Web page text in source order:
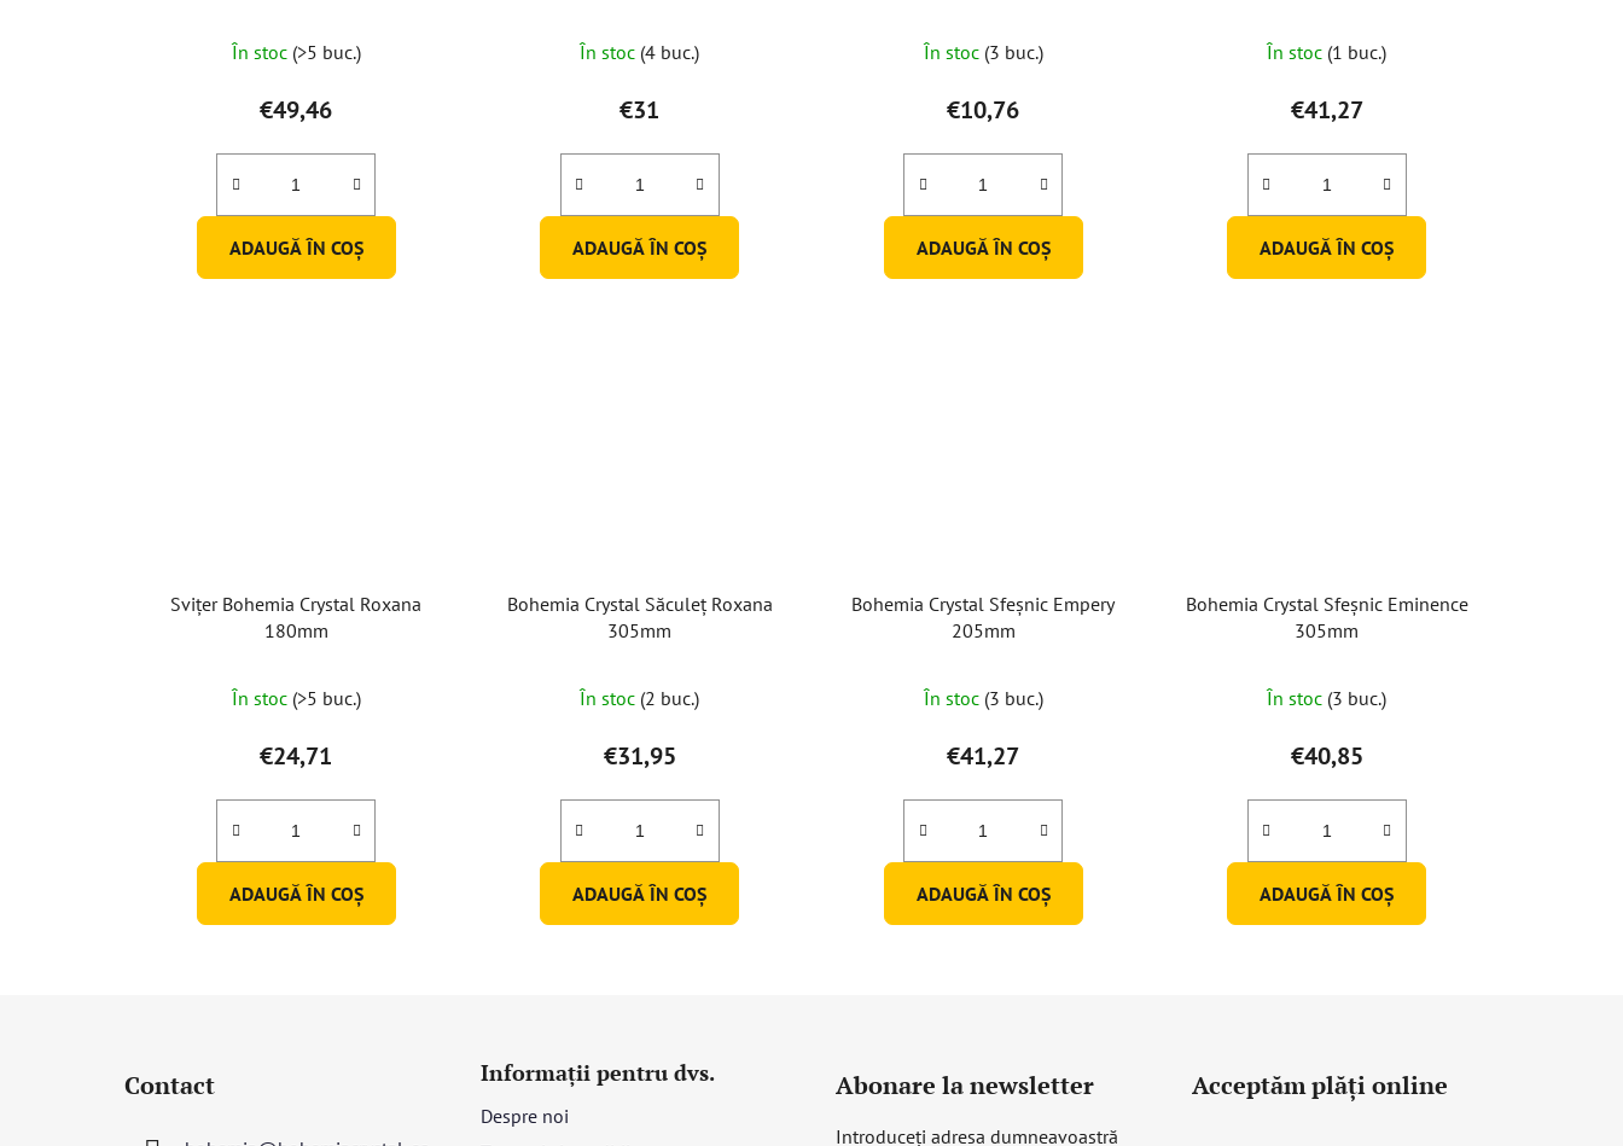
În stoc (>5 buc.)
€49,46
ADAUGĂ ÎN COŞ
În stoc (4 buc.)
€31
ADAUGĂ ÎN COŞ
În stoc (3 buc.)
€10,76
ADAUGĂ ÎN COŞ
În stoc (1 buc.)
€41,27
ADAUGĂ ÎN COŞ
Svițer Bohemia Crystal Roxana
180mm
În stoc (>5 buc.)
€24,71
ADAUGĂ ÎN COŞ
Bohemia Crystal Săculeț Roxana
305mm
În stoc (2 buc.)
€31,95
ADAUGĂ ÎN COŞ
Bohemia Crystal Sfeșnic Empery
205mm
medie
a
produsului
este
3,0
5
În stoc (3 buc.)
€41,27
ADAUGĂ ÎN COŞ
Bohemia Crystal Sfeșnic Eminence
305mm
medie
a
produsului
este
5,0
5
În stoc (3 buc.)
€40,85
ADAUGĂ ÎN COŞ
Contact Informații pentru dvs.
Despre noi
Abonare la newsletter
Introduceţi adresa dumneavoastră
Acceptăm plăţi online